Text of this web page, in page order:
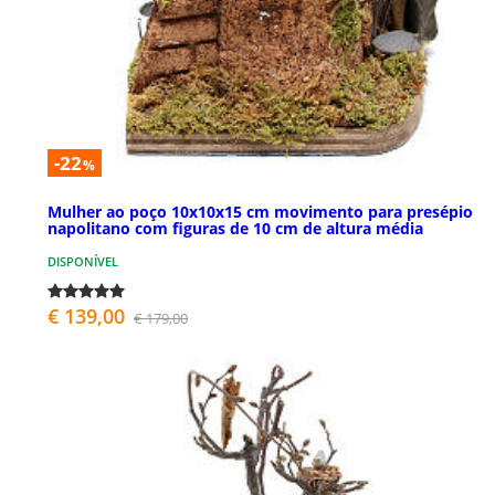
-22%
Mulher ao poço 10x10x15 cm movimento para presépio
napolitano com figuras de 10 cm de altura média
DISPONÍVEL
€ 139,00 € 179,00